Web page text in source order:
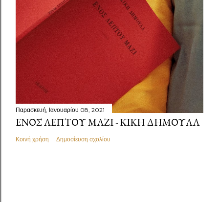
Παρασκευή, Ιανουαρίου 08, 2021
ΕΝΌΣ ΛΕΠΤΟΎ ΜΑΖΊ - ΚΙΚΉ ΔΗΜΟΥΛΆ
Κοινή χρήση Δημοσίευση σχολίου